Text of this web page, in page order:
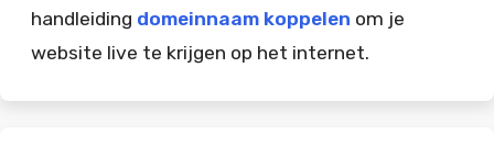
handleiding domeinnaam koppelen om je
website live te krijgen op het internet.